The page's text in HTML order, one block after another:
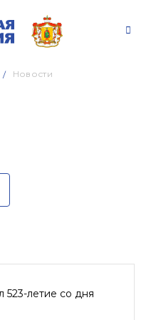
Новости
523-летие со дня